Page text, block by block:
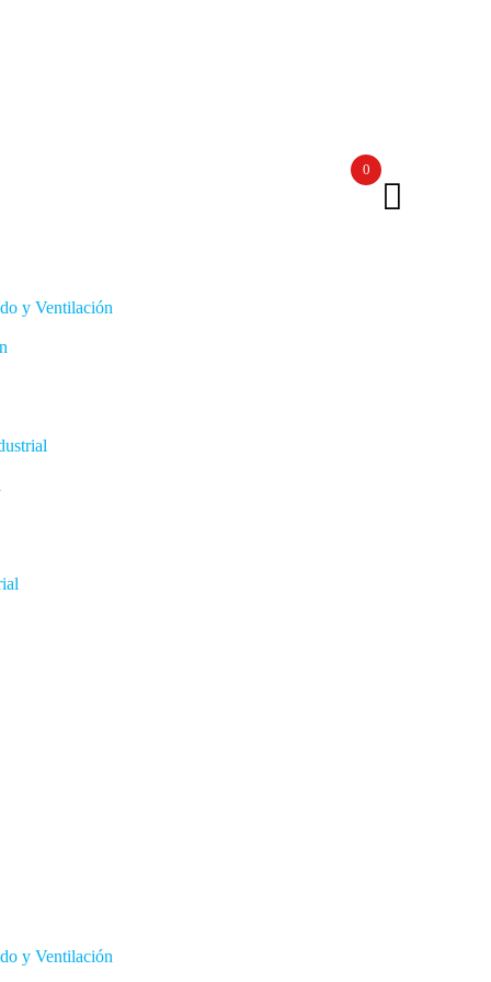
y Ventilación
y Ventilación
0